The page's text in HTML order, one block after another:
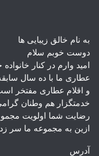
به نام خالق زیبایی ها
دوست خوبم سلام
امید وارم در کنار
عطاری ما با ده سال
و اقلام عطاری مفتخر
خدمتگزار هم وطنان
رضایت شما اولویت
ازین به مجموعه ما سر
آدرس